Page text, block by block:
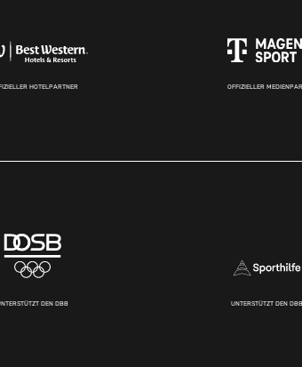
HOTELPARTNER OFFIZIELLER
DEN DBB UNTERSTÜTZT DEN DBB